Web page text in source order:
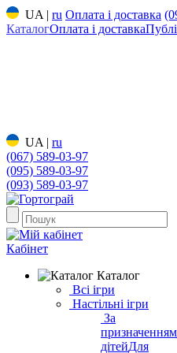
UA | ru Оплата і доставка
КаталогОплата і доставка
UA | ru
(067) 589-03-97
(095) 589-03-97
(093) 589-03-97
Кабінет
Каталог
Всі ігри
Настільні ігри
За
призначенням
дітейДля